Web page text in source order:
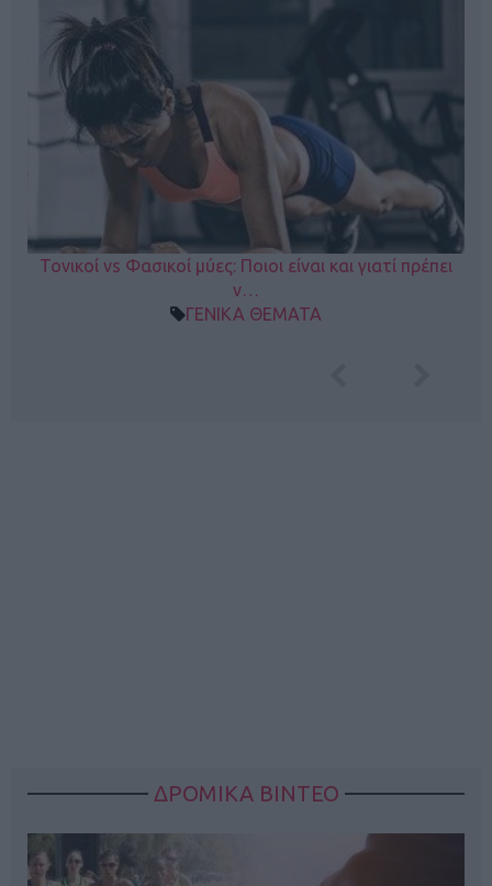
Τονικοί vs Φασικοί μύες: Ποιοι είναι και γιατί πρέπει
ν…
ΓΕΝΙΚΑ ΘΕΜΑΤΑ
ΔΡΟΜΙΚΑ ΒΙΝΤΕΟ